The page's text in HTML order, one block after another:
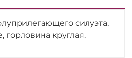
силуэта,
горловина круглая.